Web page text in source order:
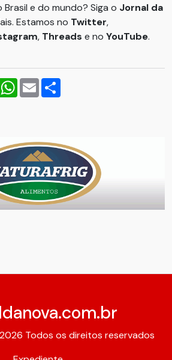
e do mundo? Siga o Jornal da
Estamos no Twitter,
, Threads e no YouTube.
WhatsApp
Email
Todos os direitos reservados